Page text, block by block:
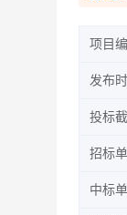
项目
发布
投标
招标
中标